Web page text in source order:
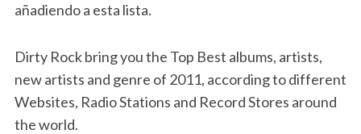
añadiendo a esta lista.
Dirty Rock bring you the Top Best albums, artists,
new artists and genre of 2011, according to different
Websites, Radio Stations and Record Stores around
the world.